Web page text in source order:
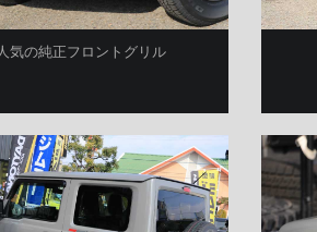
気の純正フロントグリル